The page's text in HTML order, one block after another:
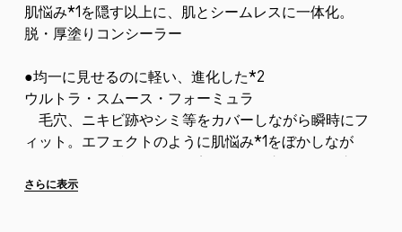
肌悩み*1を隠す以上に、肌とシームレスに一体化。
脱・厚塗りコンシーラー
●均一に見せるのに軽い、進化した*2
ウルトラ・スムース・フォーミュラ
毛穴、ニキビ跡やシミ等をカバーしながら瞬時にフ
ィット。エフェクトのように肌悩み*1をぼかしなが
質感へ。
さらに表示